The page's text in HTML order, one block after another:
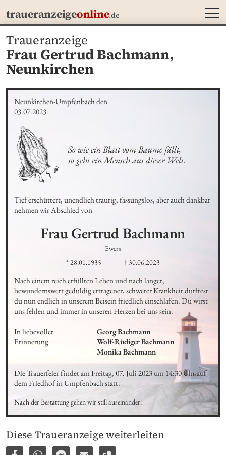
traueranzeigeonline.de
Traueranzeige
Frau Gertrud Bachmann,
Neunkirchen
Neunkirchen-Umpfenbach den
03.07.2023
So wie ein Blatt vom Baume fällt,
so geht ein Mensch aus dieser Welt.
Tief erschüttert, unendlich traurig, fassungslos, aber auch dankbar
nehmen wir Abschied von
Frau GertrudBachmann
Ewers
* 28.01.1935
† 30.06.2023
Nach einem reich erfüllten Leben und nach langer,
bewundernswert geduldig ertragener, schwerer Krankheit durftest
du nun endlich in unserem Beisein friedlich einschlafen. Du wirst
uns fehlen und immer in unseren Herzen bei uns sein.
In liebevoller
Erinnerung
Georg Bachmann
Wolf-Rüdiger Bachmann
Monika Bachmann
Die Trauerfeier findet am Freitag, 07. Juli 2023 um 14:30 Uhr auf
dem Friedhof in Umpfenbach statt.
Nach der Bestattung gehen wir still auseinander.
Diese Traueranzeige weiterleiten